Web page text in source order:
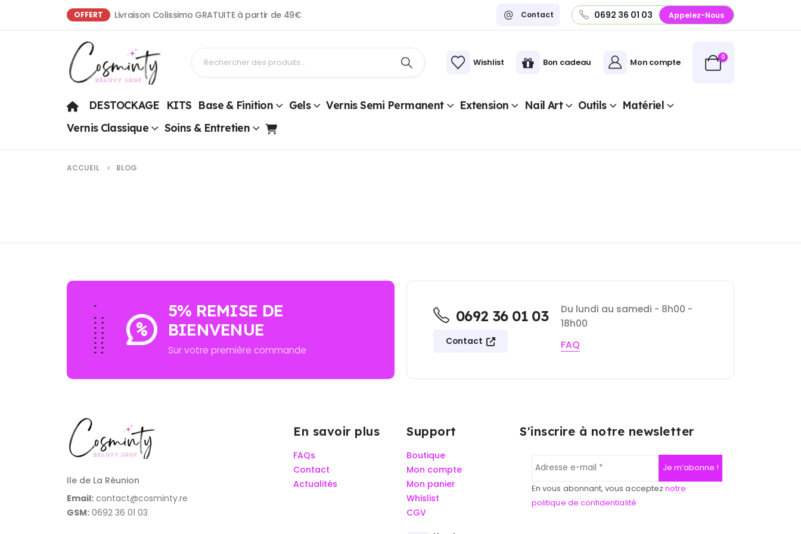
OFFERT Livraison Colissimo GRATUITE à partir de 49€ Contact 0692 36 01 03 Appelez-Nous
Wishlist Bon cadeau Mon compte 0
DESTOCKAGE KITS Base & Finition Gels Vernis Semi Permanent Extension Nail Art Outils
Matériel
Vernis Classique
Soins & Entretien
ACCUEIL BLOG
5% REMISE DE
BIENVENUE
Sur votre première commande
0692 36 01 03
Contact
Du lundi au samedi - 8h00 -
18h00
FAQ
Ile de La Réunion
Email: contact@cosminty.re
GSM: 0692 36 01 03
En savoir plus
FAQs
Contact
Actualités
Support
Boutique
Mon compte
Mon panier
Whislist
CGV
S'inscrire à notre newsletter
En vous abonnant, vous accepteznotre
politique de confidentialité